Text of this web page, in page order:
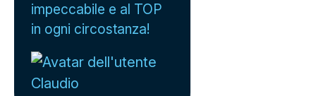
impeccabile e al TOP
in ogni circostanza!
Claudio